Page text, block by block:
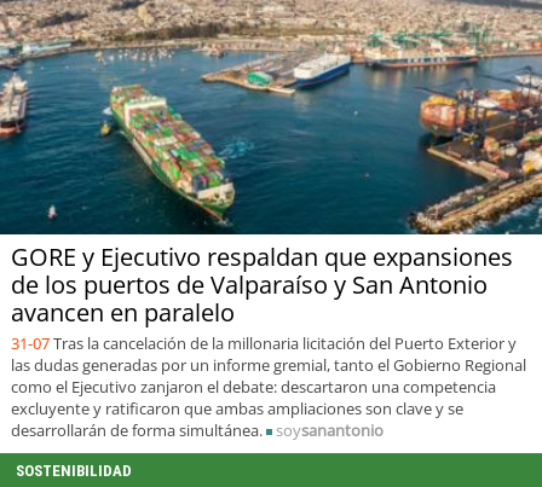
GORE y Ejecutivo respaldan que expansiones
de los puertos de Valparaíso y San Antonio
avancen en paralelo
31-07Tras la cancelación de la millonaria licitación del Puerto Exterior y
las dudas generadas por un informe gremial, tanto el Gobierno Regional
como el Ejecutivo zanjaron el debate: descartaron una competencia
excluyente y ratificaron que ambas ampliaciones son clave y se
desarrollarán de forma simultánea.
soysanantonio
SOSTENIBILIDAD